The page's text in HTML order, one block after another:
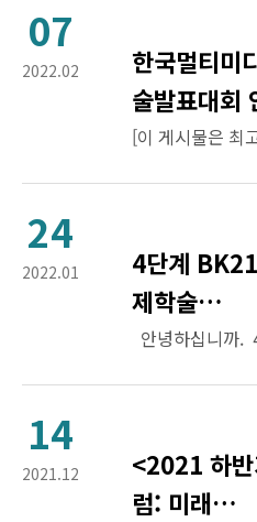
07
2022.02
한국멀티미
술발표대
24
2022.01
4단계
제학술…
14
2021.12
<2021 하
럼: 미래…